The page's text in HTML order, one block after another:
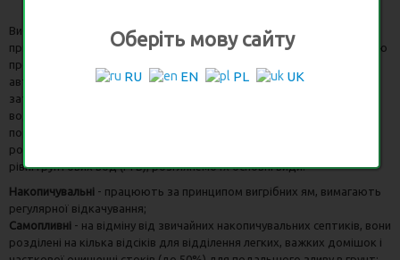
Вибрати септик при високому рівні грунтових вод на прилеглих до
приватних заміських будинків територіях - може стати справжньою
проблемою, яка вона створює певні складнощі при облаштуванні
автономної каналізації. Головним чином це пов'язано з ризиками
затоплення септика або виникнення зворотного потоку очищеної
води. Також іноді є присутнім ризик виштовхування ємності або
порушення її просторового положення - виникнення перекосів і
розгерметизації. Щоб зрозуміти, який септик краще при високому
рівні грунтових вод (РГВ), розглянемо їх основні види.
Накопичувальні - працюють за принципом вигрібних ям, вимагають
регулярної відкачування;
Самопливні - на відміну від звичайних накопичувальних септиків, вони
розділені на кілька відсіків для відділення легких, важких домішок і
Оберіть мову сайту
RU EN PL UK